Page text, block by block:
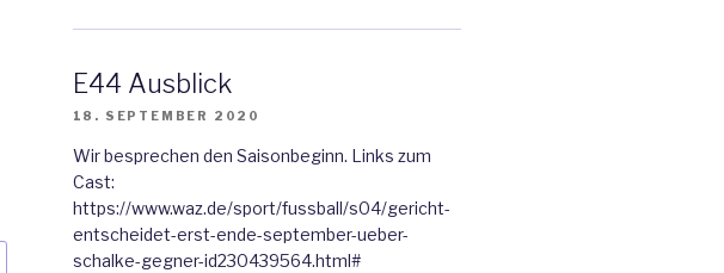
E44 Ausblick
18. SEPTEMBER 2020
Wir besprechen den Saisonbeginn. Links zum
Cast:
https://www.waz.de/sport/fussball/s04/gericht-
entscheidet-erst-ende-september-ueber-
schalke-gegner-id230439564.html#